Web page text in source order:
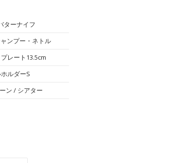
ターナイフ
ンプー・ネトル
レート13.5cm
ルダーS
ン / シアター